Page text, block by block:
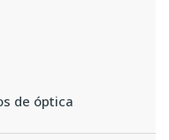
de óptica